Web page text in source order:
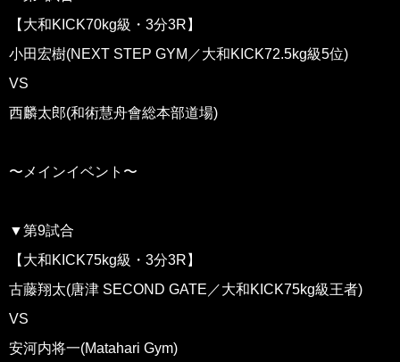
【大和KICK70kg級・3分3R】
小田宏樹(NEXT STEP GYM／大和KICK72.5kg級5位)
VS
西麟太郎(和術慧舟會総本部道場)
〜メインイベント〜
▼第9試合
【大和KICK75kg級・3分3R】
古藤翔太(唐津 SECOND GATE／大和KICK75kg級王者)
VS
安河内将一(Matahari Gym)